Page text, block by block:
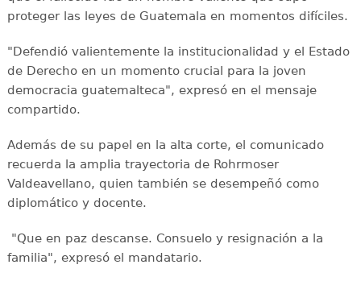
proteger las leyes de Guatemala en momentos difíciles.
"Defendió valientemente la institucionalidad y el Estado
de Derecho en un momento crucial para la joven
democracia guatemalteca", expresó en el mensaje
compartido.
Además de su papel en la alta corte, el comunicado
recuerda la amplia trayectoria de Rohrmoser
Valdeavellano, quien también se desempeñó como
diplomático y docente.
"Que en paz descanse. Consuelo y resignación a la
familia", expresó el mandatario.